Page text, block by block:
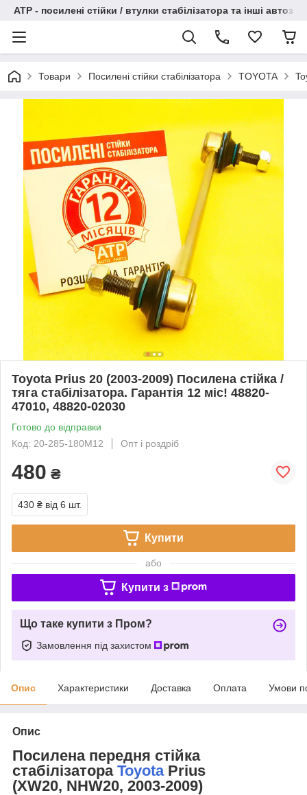
АТР - посилені стійки / втулки стабілізатора та інші
Товари Посилені стійки стабілізатора TOYOTA
Toyota Prius 20 (2003-2009) Посилена стійка /
тяга стабілізатора. Гарантія 12 міс! 48820-
47010, 48820-02030
Готово до відправки
Код: 20-285-180М12
Опт і роздріб
480 ₴
430 ₴ від 6 шт.
Купити
або
Купити з
Що таке купити з Пром?
Замовлення під захистом
Опис Характеристики Доставка Оплата Умови
Опис
Посилена передня стійка
стабілізатора ToyotaPrius
(XW20, NHW20, 2003-2009)